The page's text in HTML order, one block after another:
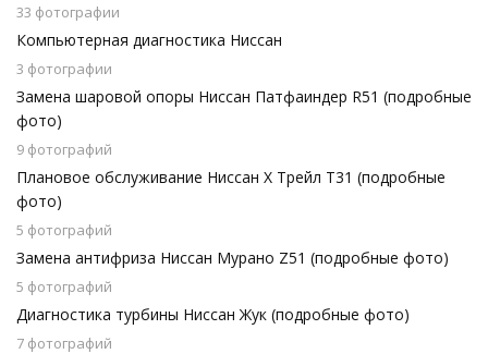
33 фотографии
Компьютерная диагностика Ниссан
3 фотографии
Замена шаровой опоры Ниссан Патфаиндер R51 (подробные
фото)
9 фотографий
Плановое обслуживание Ниссан Х Трейл Т31 (подробные
фото)
5 фотографий
Замена антифриза Ниссан Мурано Z51 (подробные фото)
5 фотографий
Диагностика турбины Ниссан Жук (подробные фото)
7 фотографий